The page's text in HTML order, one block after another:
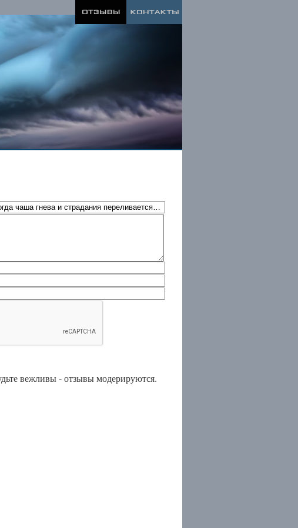
вежливы - отзывы модерируются.